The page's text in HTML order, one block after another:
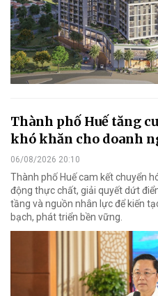
Thành phố Huế tăng
khó khăn cho doanh
06/08/2026 20:10
Thành phố Huế cam kết chuyển
động thực chất, giải quyết dứt
tầng và nguồn nhân lực để kiến
bạch, phát triển bền vững.